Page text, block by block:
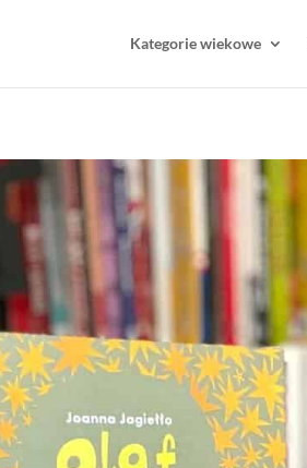
Kategorie wiekowe